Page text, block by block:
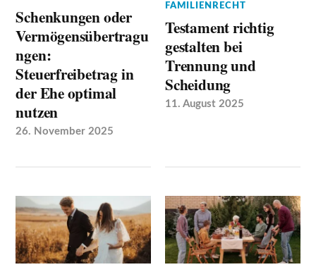
Schenkungen oder
Vermögensübertragu
ngen:
Steuerfreibetrag in
der Ehe optimal
nutzen
26. November 2025
FAMILIENRECHT
Testament richtig
gestalten bei
Trennung und
Scheidung
11. August 2025